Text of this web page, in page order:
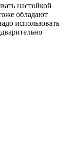
настойкой
обладают
использовать